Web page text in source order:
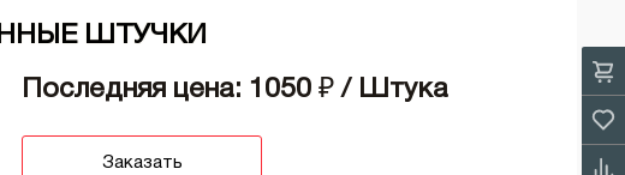
ШТУЧКИ
Последняя цена: 1050 ₽ / Штука
Заказать